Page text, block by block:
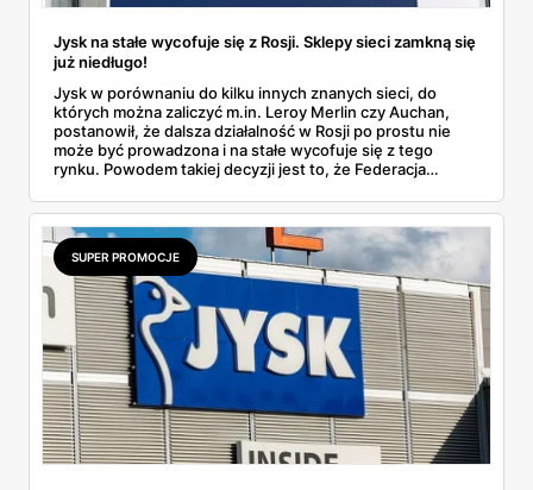
Jysk na stałe wycofuje się z Rosji. Sklepy sieci zamkną się
już niedługo!
Jysk w porównaniu do kilku innych znanych sieci, do
których można zaliczyć m.in. Leroy Merlin czy Auchan,
postanowił, że dalsza działalność w Rosji po prostu nie
może być prowadzona i na stałe wycofuje się z tego
rynku. Powodem takiej decyzji jest to, że Federacja
więcej na ten temat.
SUPER PROMOCJE